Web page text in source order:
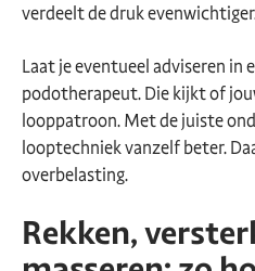
verdeelt de druk
Laat je eventueel adviseren in
podotherapeut. Die kijkt of
looppatroon. Met de juiste
looptechniek vanzelf beter.
overbelasting.
Rekken,